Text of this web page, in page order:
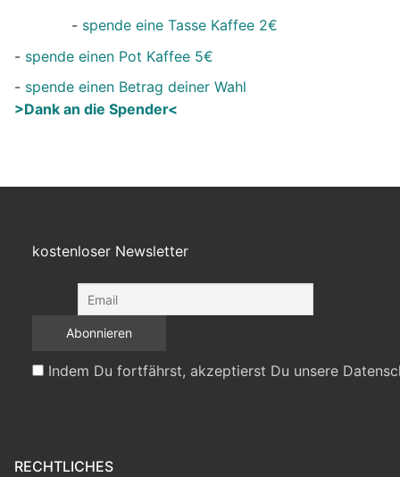
- spende eine Tasse Kaffee 2€
- spende einen Pot Kaffee 5€
- spende einen Betrag deiner Wahl
>Dank an die Spender<
kostenloser Newsletter
Indem Du fortfährst, akzeptierst Du unsere
RECHTLICHES